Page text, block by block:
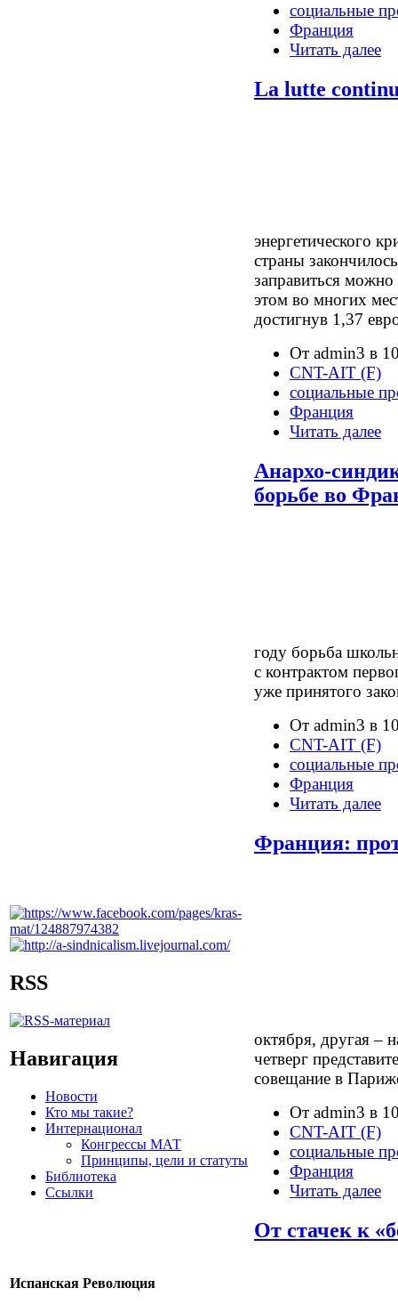
RSS
Навигация
Новости
Кто мы такие?
Интернационал
Конгрессы МАТ
Принципы, цели и статуты
Библиотека
Ссылки
Испанская Революция
социальные
Франция
Читать далее
La lutte
энергетического
страны
заправиться
этом во многих
достигнув 1,37
От admin3 в
CNT-AIT (F)
социальные
Франция
Читать далее
Анархо-
борьбе во
году борьба
с контрактом
уже принятого
От admin3 в
CNT-AIT (F)
социальные
Франция
Читать далее
Франция:
октября, другая –
четверг
совещание в
От admin3 в
CNT-AIT (F)
социальные
Франция
Читать далее
От стачек к